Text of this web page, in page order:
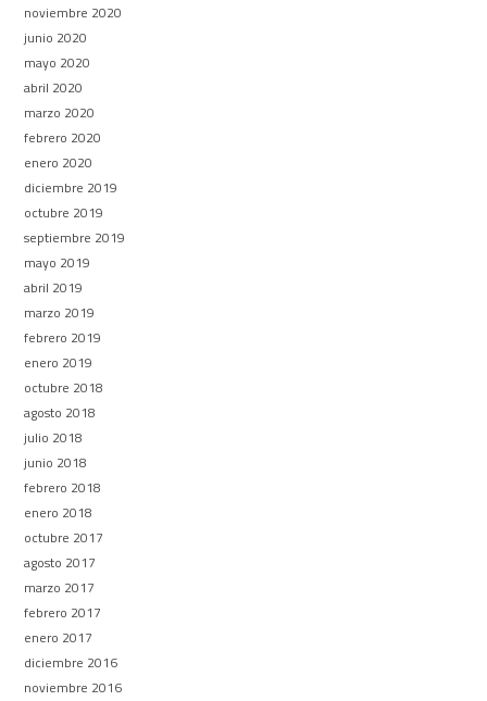
noviembre 2020
junio 2020
mayo 2020
abril 2020
marzo 2020
febrero 2020
enero 2020
diciembre 2019
octubre 2019
septiembre 2019
mayo 2019
abril 2019
marzo 2019
febrero 2019
enero 2019
octubre 2018
agosto 2018
julio 2018
junio 2018
febrero 2018
enero 2018
octubre 2017
agosto 2017
marzo 2017
febrero 2017
enero 2017
diciembre 2016
noviembre 2016